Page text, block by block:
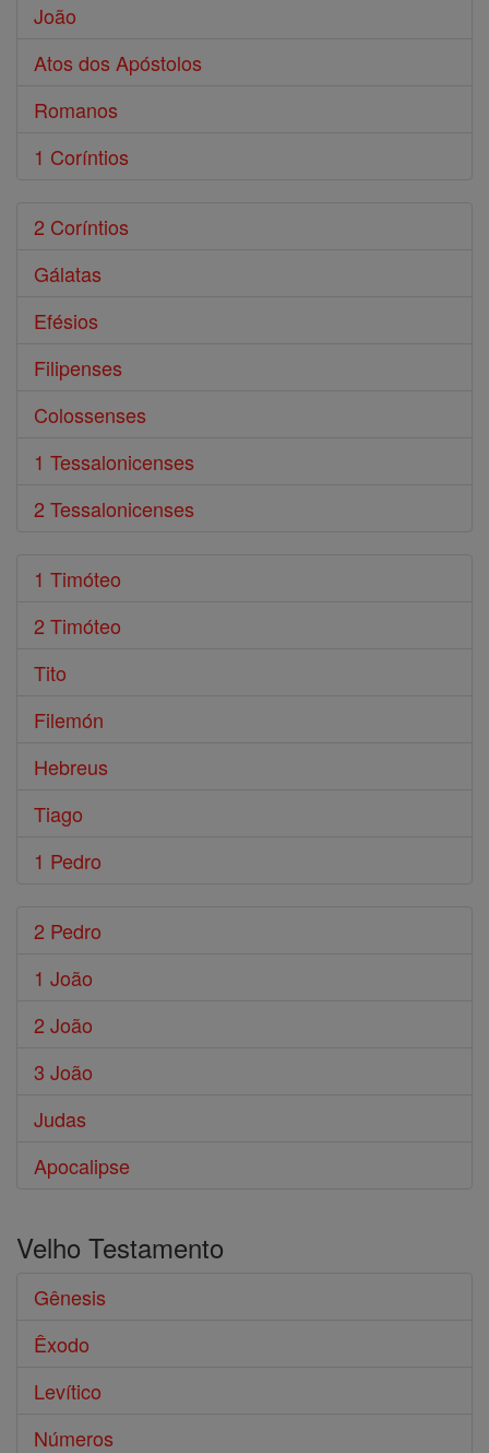
João
Atos dos Apóstolos
Romanos
1 Coríntios
2 Coríntios
Gálatas
Efésios
Filipenses
Colossenses
1 Tessalonicenses
2 Tessalonicenses
1 Timóteo
2 Timóteo
Tito
Filemón
Hebreus
Tiago
1 Pedro
2 Pedro
1 João
2 João
3 João
Judas
Apocalipse
Velho Testamento
Gênesis
Êxodo
Levítico
Números